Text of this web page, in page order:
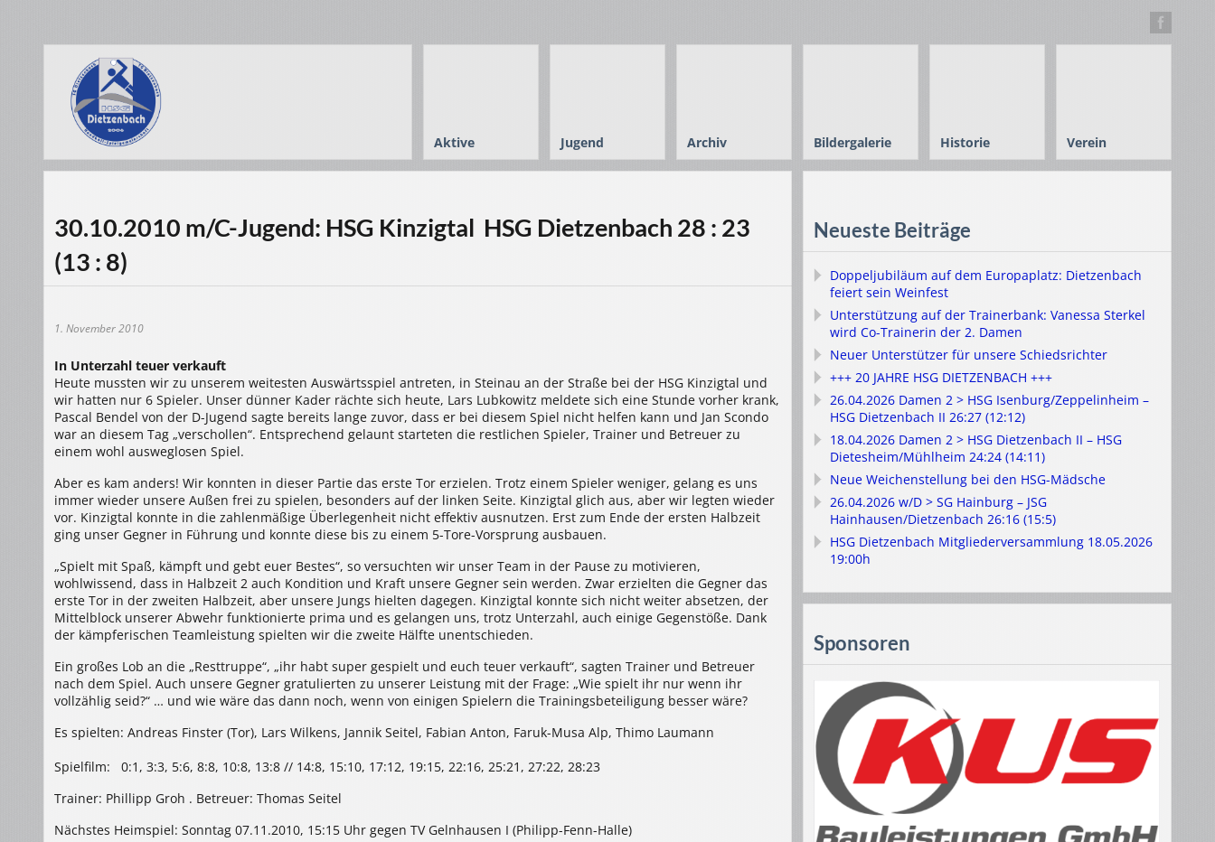
Aktive Jugend Archiv Bildergalerie Historie Verein
30.10.2010 m/C-Jugend: HSG Kinzigtal  HSG Dietzenbach 28 : 23
(13 : 8)
1. November 2010
In Unterzahl teuer verkauft
Heute mussten wir zu unserem weitesten Auswärtsspiel antreten, in Steinau an der Straße bei der HSG Kinzigtal und
wir hatten nur 6 Spieler. Unser dünner Kader rächte sich heute, Lars Lubkowitz meldete sich eine Stunde vorher krank,
Pascal Bendel von der D-Jugend sagte bereits lange zuvor, dass er bei diesem Spiel nicht helfen kann und Jan Scondo
war an diesem Tag „verschollen“. Entsprechend gelaunt starteten die restlichen Spieler, Trainer und Betreuer zu
einem wohl ausweglosen Spiel.
Aber es kam anders! Wir konnten in dieser Partie das erste Tor erzielen. Trotz einem Spieler weniger, gelang es uns
immer wieder unsere Außen frei zu spielen, besonders auf der linken Seite. Kinzigtal glich aus, aber wir legten wieder
vor. Kinzigtal konnte in die zahlenmäßige Überlegenheit nicht effektiv ausnutzen. Erst zum Ende der ersten Halbzeit
ging unser Gegner in Führung und konnte diese bis zu einem 5-Tore-Vorsprung ausbauen.
„Spielt mit Spaß, kämpft und gebt euer Bestes“, so versuchten wir unser Team in der Pause zu motivieren,
wohlwissend, dass in Halbzeit 2 auch Kondition und Kraft unsere Gegner sein werden. Zwar erzielten die Gegner das
erste Tor in der zweiten Halbzeit, aber unsere Jungs hielten dagegen. Kinzigtal konnte sich nicht weiter absetzen, der
Mittelblock unserer Abwehr funktionierte prima und es gelangen uns, trotz Unterzahl, auch einige Gegenstöße. Dank
der kämpferischen Teamleistung spielten wir die zweite Hälfte unentschieden.
Ein großes Lob an die „Resttruppe“, „ihr habt super gespielt und euch teuer verkauft“, sagten Trainer und Betreuer
nach dem Spiel. Auch unsere Gegner gratulierten zu unserer Leistung mit der Frage: „Wie spielt ihr nur wenn ihr
vollzählig seid?“ … und wie wäre das dann noch, wenn von einigen Spielern die Trainingsbeteiligung besser wäre?
Es spielten: Andreas Finster (Tor), Lars Wilkens, Jannik Seitel, Fabian Anton, Faruk-Musa Alp, Thimo Laumann
Spielfilm: 0:1, 3:3, 5:6, 8:8, 10:8, 13:8 // 14:8, 15:10, 17:12, 19:15, 22:16, 25:21, 27:22, 28:23
Trainer: Phillipp Groh . Betreuer: Thomas Seitel
Nächstes Heimspiel: Sonntag 07.11.2010, 15:15 Uhr gegen TV Gelnhausen I (Philipp-Fenn-Halle)
Neueste Beiträge
Doppeljubiläum auf dem Europaplatz: Dietzenbach
feiert sein Weinfest
Unterstützung auf der Trainerbank: Vanessa Sterkel
wird Co-Trainerin der 2. Damen
Neuer Unterstützer für unsere Schiedsrichter
+++ 20 JAHRE HSG DIETZENBACH +++
26.04.2026 Damen 2 > HSG Isenburg/Zeppelinheim –
HSG Dietzenbach II 26:27 (12:12)
18.04.2026 Damen 2 > HSG Dietzenbach II – HSG
Dietesheim/Mühlheim 24:24 (14:11)
Neue Weichenstellung bei den HSG-Mädsche
26.04.2026 w/D > SG Hainburg – JSG
Hainhausen/Dietzenbach 26:16 (15:5)
HSG Dietzenbach Mitgliederversammlung 18.05.2026
19:00h
Sponsoren